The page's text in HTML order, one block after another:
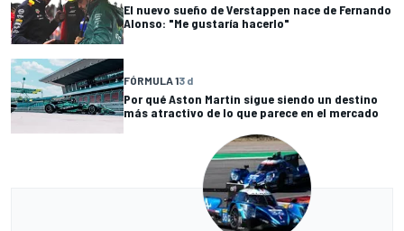
El nuevo sueño de Verstappen nace de Fernando
Alonso: "Me gustaría hacerlo"
FÓRMULA 13 d
Por qué Aston Martin sigue siendo un destino
más atractivo de lo que parece en el mercado